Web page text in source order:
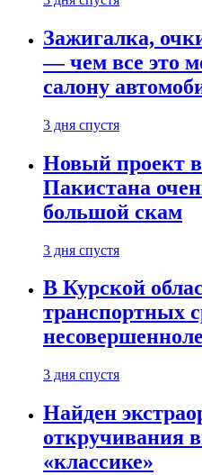
Зажигалка,
— чем все это
салону
3 дня спустя
Новый проект
Пакистана
большой скам
3 дня спустя
В Курской
транспортных
3 дня спустя
Найден
откручивания
«классике»